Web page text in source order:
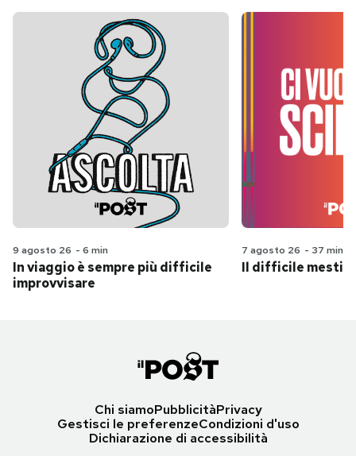
9 agosto 26 - 6 min
In viaggio è sempre più difficile
improvvisare
7 agosto 26 - 37 min
Il difficile
Chi siamoPubblicitàPrivacy
Gestisci le preferenzeCondizioni d'uso
Dichiarazione di accessibilità